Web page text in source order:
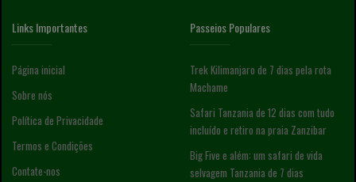
Links Importantes
Página inicial
Sobre nós
Política de Privacidade
Termos e Condições
Contate-nos
Passeios Populares
Trek Kilimanjaro de 7 dias pela rota
Machame
Safari Tanzania de 12 dias com tudo
incluído e retiro na praia Zanzibar
Big Five e além: um safari de vida
selvagem Tanzania de 7 dias